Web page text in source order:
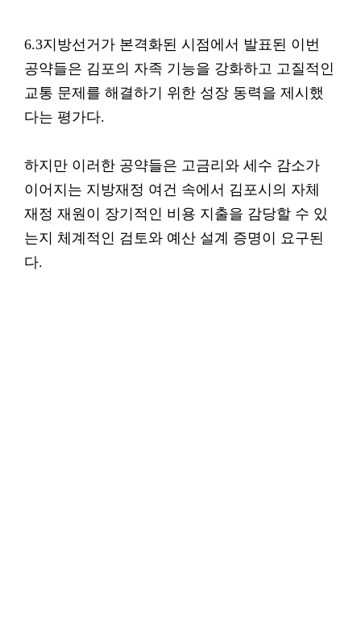
6.3지방선거가 본격화된 시점에서 발표된 이번
공약들은 김포의 자족 기능을 강화하고 고질적인
교통 문제를 해결하기 위한 성장 동력을 제시했
다는 평가다.
하지만 이러한 공약들은 고금리와 세수 감소가
이어지는 지방재정 여건 속에서 김포시의 자체
재정 재원이 장기적인 비용 지출을 감당할 수 있
는지 체계적인 검토와 예산 설계 증명이 요구된
다.